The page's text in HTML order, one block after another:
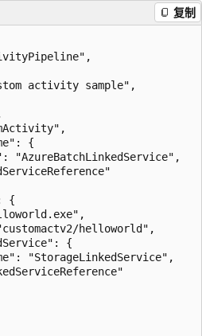
复制
activity sample",
{
"AzureBatchLinkedService",
{
helloworld",
{
"StorageLinkedService",